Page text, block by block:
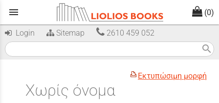
menu (0)
Login Sitemap 2610 459 052
search
Εκτυπώσιμη μορφή
Χωρίς όνομα